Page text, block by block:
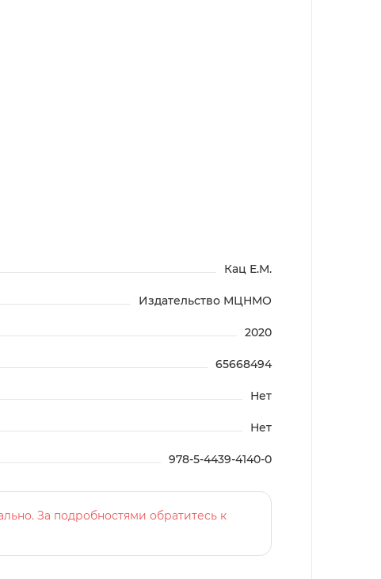
Кац Е.М.
Издательство МЦНМО
2020
65668494
Нет
Нет
978-5-4439-4140-0
За подробностями обратитесь к